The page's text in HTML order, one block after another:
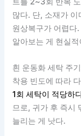
많다. 단, 소재가
원상복구가 어렵다
알아보는 게 현실적
흰 운동화 세탁 주
착용 빈도에 따라
1회 세탁이 적당하
므로, 귀가 후 즉시
늘리는 게 낫다.